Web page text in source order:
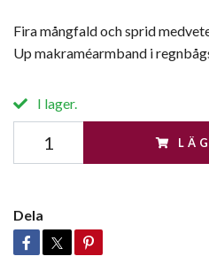
Fira mångfald och sprid
Up makraméarmband i
I lager.
Dela